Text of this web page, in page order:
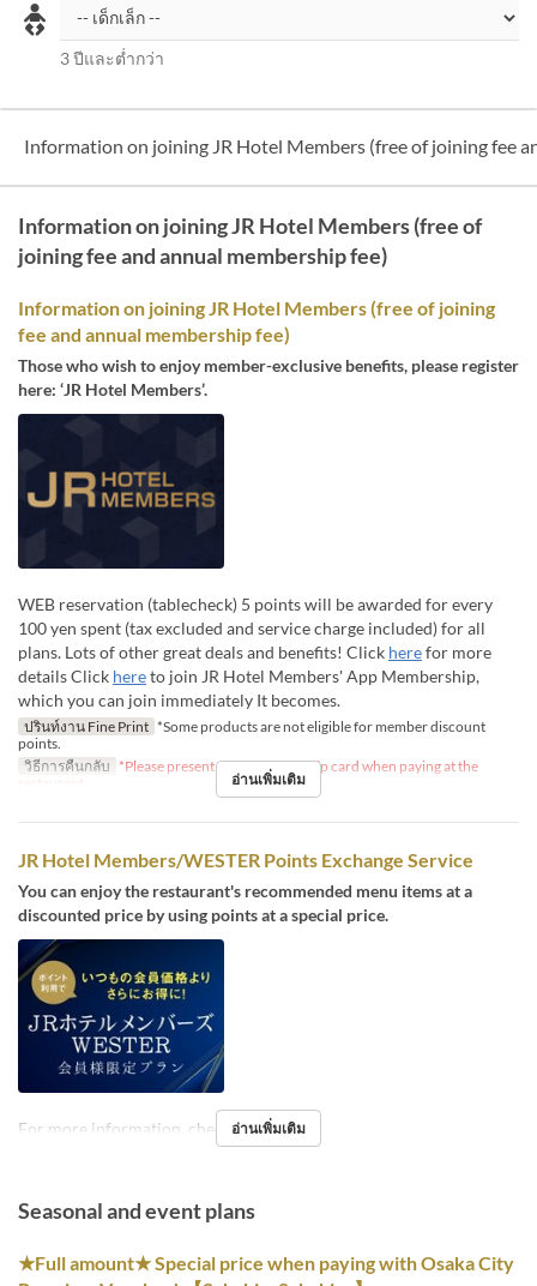
3 ปีและต่ำกว่า
Information on joining JR Hotel Members (free of joining fee
Information on joining JR Hotel Members (free of
joining fee and annual membership fee)
Information on joining JR Hotel Members (free of joining
fee and annual membership fee)
Those who wish to enjoy member-exclusive benefits, please register
here: ‘JR Hotel Members’.
WEB reservation (tablecheck) 5 points will be awarded for every
100 yen spent (tax excluded and service charge included) for all
plans. Lots of other great deals and benefits! Click herefor more
details Click hereto join JR Hotel Members' App Membership,
which you can join immediately It becomes.
ปรินท์งาน Fine Print *Some products are not eligible for member discount
points.
วิธีการคืนกลับ *Please present your membership card when paying at the
อ่านเพิ่มเติม
JR Hotel Members/WESTER Points Exchange Service
You can enjoy the restaurant's recommended menu items at a
discounted price by using points at a special price.
For more information, checkhere
อ่านเพิ่มเติม
Seasonal and event plans
★Full amount★ Special price when paying with Osaka City